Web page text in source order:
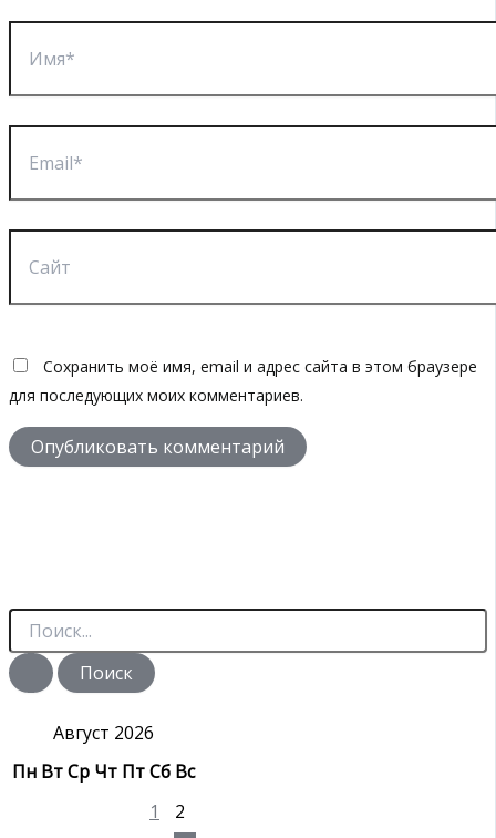
Сохранить моё имя, email и адрес сайта в этом браузере
для последующих моих комментариев.
П
и
с
Август 2026
Пн ВтСр Чт ПтСб Вс
1
2